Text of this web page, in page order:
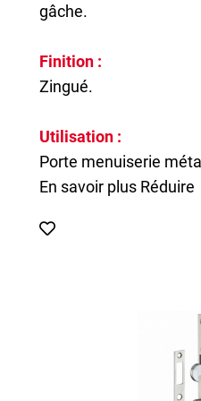
gâche.
Finition :
Zingué.
Utilisation :
Porte menuiserie
En savoir plus Réduire